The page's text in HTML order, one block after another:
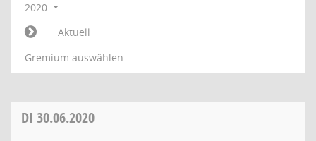
2020
Aktuell
Gremium auswählen
DI 30.06.2020